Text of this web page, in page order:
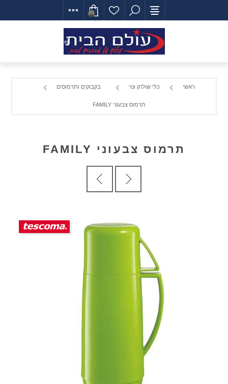
(0)
ראשי כלי שולחן ונוי בקבוקים ותרמוסים
תרמוס צבעוני FAMILY
תרמוס צבעוני FAMILY